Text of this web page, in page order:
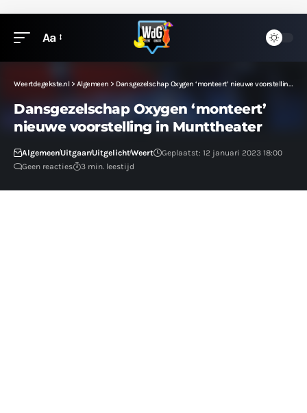
Aa
Weertdegekste.nl> Algemeen > Dansgezelschap Oxygen ‘monteert’ nieuwe voorstelling in Munttheater
Dansgezelschap Oxygen ‘monteert’
nieuwe voorstelling in Munttheater
AlgemeenUitgaanUitgelichtWeert
Geplaatst: 12 januari 2023 18:00
Geen reacties
3 min. leestijd